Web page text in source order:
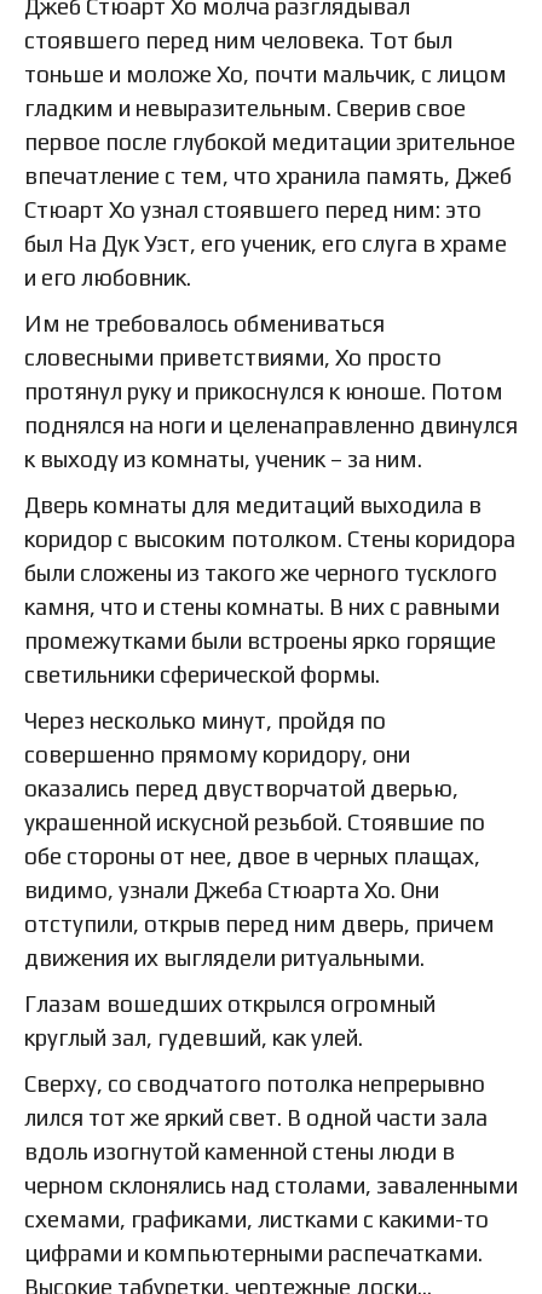
Джеб Стюарт Хо молча разглядывал
стоявшего перед ним человека. Тот был
тоньше и моложе Хо, почти мальчик, с лицом
гладким и невыразительным. Сверив свое
первое после глубокой медитации зрительное
впечатление с тем, что хранила память, Джеб
Стюарт Хо узнал стоявшего перед ним: это
был На Дук Уэст, его ученик, его слуга в храме
и его любовник.
Им не требовалось обмениваться
словесными приветствиями, Хо просто
протянул руку и прикоснулся к юноше. Потом
поднялся на ноги и целенаправленно двинулся
к выходу из комнаты, ученик – за ним.
Дверь комнаты для медитаций выходила в
коридор с высоким потолком. Стены коридора
были сложены из такого же черного тусклого
камня, что и стены комнаты. В них с равными
промежутками были встроены ярко горящие
светильники сферической формы.
Через несколько минут, пройдя по
совершенно прямому коридору, они
оказались перед двустворчатой дверью,
украшенной искусной резьбой. Стоявшие по
обе стороны от нее, двое в черных плащах,
видимо, узнали Джеба Стюарта Хо. Они
отступили, открыв перед ним дверь, причем
движения их выглядели ритуальными.
Глазам вошедших открылся огромный
круглый зал, гудевший, как улей.
Сверху, со сводчатого потолка непрерывно
лился тот же яркий свет. В одной части зала
вдоль изогнутой каменной стены люди в
черном склонялись над столами, заваленными
схемами, графиками, листками с какими-то
цифрами и компьютерными распечатками.
Высокие табуретки, чертежные доски…